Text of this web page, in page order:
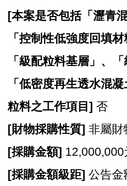
市
政
信
見
題
桃
園
市
政
府
[本案是否包括「瀝青
「控制性低強度回填材
「級配粒料基層」、
「低密度再生透水混
粒料之工作項目] 否
[財物採購性質] 非屬財
[採購金額] 12,000,000
[採購金額級距] 公告金